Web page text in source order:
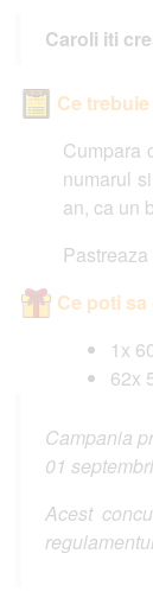
Caroli iti
Ce
Cumpara
numarul
an, ca un
Ce poti
1x
62x
Campania
01
Acest